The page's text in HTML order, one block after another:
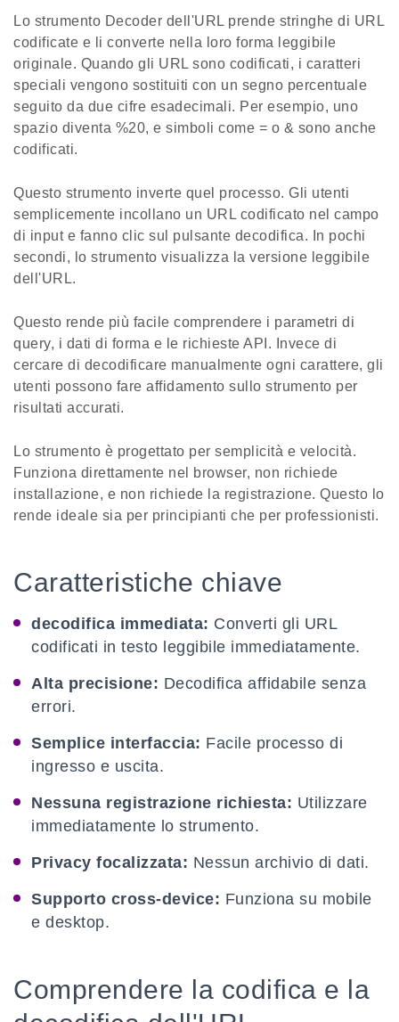
Lo strumento Decoder dell'URL prende stringhe di URL
codificate e li converte nella loro forma leggibile
originale. Quando gli URL sono codificati, i caratteri
speciali vengono sostituiti con un segno percentuale
seguito da due cifre esadecimali. Per esempio, uno
spazio diventa %20, e simboli come = o & sono anche
codificati.
Questo strumento inverte quel processo. Gli utenti
semplicemente incollano un URL codificato nel campo
di input e fanno clic sul pulsante decodifica. In pochi
secondi, lo strumento visualizza la versione leggibile
dell'URL.
Questo rende più facile comprendere i parametri di
query, i dati di forma e le richieste API. Invece di
cercare di decodificare manualmente ogni carattere, gli
utenti possono fare affidamento sullo strumento per
risultati accurati.
Lo strumento è progettato per semplicità e velocità.
Funziona direttamente nel browser, non richiede
installazione, e non richiede la registrazione. Questo lo
rende ideale sia per principianti che per professionisti.
Caratteristiche chiave
decodifica immediata: Converti gli URL
codificati in testo leggibile immediatamente.
Alta precisione: Decodifica affidabile senza
errori.
Semplice interfaccia: Facile processo di
ingresso e uscita.
Nessuna registrazione richiesta: Utilizzare
immediatamente lo strumento.
Privacy focalizzata: Nessun archivio di dati.
Supporto cross-device: Funziona su mobile
e desktop.
Comprendere la codifica e la